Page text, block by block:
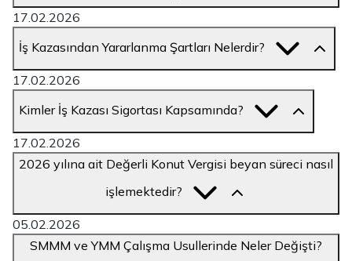
17.02.2026
İş Kazasından Yararlanma Şartları Nelerdir?
17.02.2026
Kimler İş Kazası Sigortası Kapsamında?
17.02.2026
2026 yılına ait Değerli Konut Vergisi beyan süreci nasıl
işlemektedir?
05.02.2026
SMMM ve YMM Çalışma Usullerinde Neler Değişti?